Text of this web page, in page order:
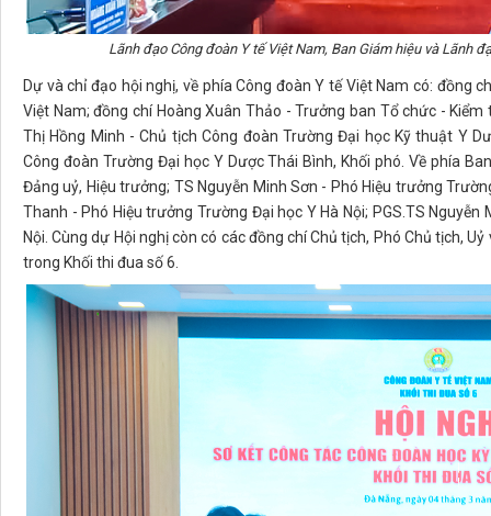
Lãnh đạo Công đoàn Y tế Việt Nam, Ban Giám hiệu và Lãnh
Dự và chỉ đạo hội nghị, về phía Công đoàn Y tế Việt Nam có: đồng
Việt Nam; đồng chí Hoàng Xuân Thảo - Trưởng ban Tổ chức -
Thị Hồng Minh - Chủ tịch Công đoàn Trường Đại học Kỹ thuật Y
Công đoàn Trường Đại học Y Dược Thái Bình, Khối phó. Về phía
Đảng uỷ, Hiệu trưởng; TS Nguyễn Minh Sơn - Phó Hiệu trưởng
Thanh - Phó Hiệu trưởng Trường Đại học Y Hà Nội; PGS.TS
Nội. Cùng dự Hội nghị còn có các đồng chí Chủ tịch, Phó Chủ tịch,
trong Khối thi đua số 6.